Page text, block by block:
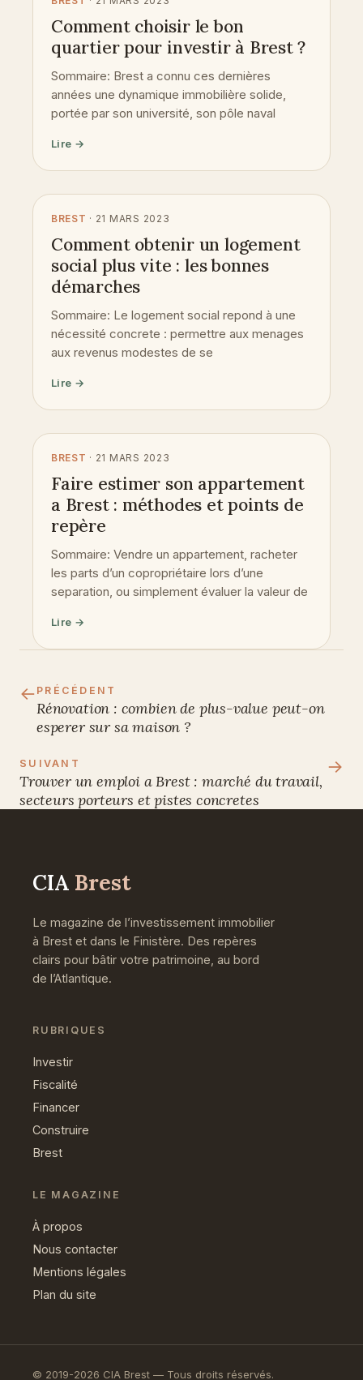
Comment choisir le bon
quartier pour investir à Brest ?
Sommaire: Brest a connu ces dernières
années une dynamique immobilière solide,
portée par son université, son pôle naval
Lire →
BREST · 21 MARS 2023
Comment obtenir un logement
social plus vite : les bonnes
démarches
Sommaire: Le logement social repond à une
nécessité concrete : permettre aux menages
aux revenus modestes de se
Lire →
BREST · 21 MARS 2023
Faire estimer son appartement
a Brest : méthodes et points de
repère
Sommaire: Vendre un appartement, racheter
les parts d’un copropriétaire lors d’une
separation, ou simplement évaluer la valeur de
Lire →
← PRÉCÉDENT
Rénovation : combien de plus-value peut-on
esperer sur sa maison ?
SUIVANT
Trouver un emploi a Brest : marché du travail,
secteurs porteurs et pistes concretes
→
CIA Brest
Le magazine de l’investissement immobilier
à Brest et dans le Finistère. Des repères
clairs pour bâtir votre patrimoine, au bord
de l’Atlantique.
RUBRIQUES
Investir
Fiscalité
Financer
Construire
Brest
LE MAGAZINE
À propos
Nous contacter
Mentions légales
Plan du site
© 2019-2026 CIA Brest — Tous droits réservés.